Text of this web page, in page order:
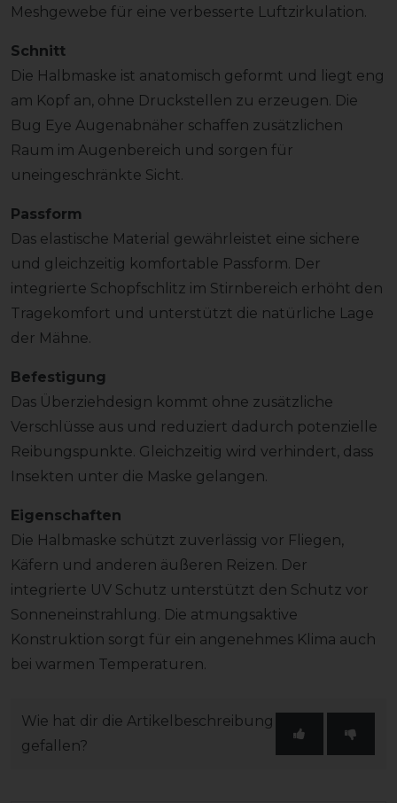
Meshgewebe für eine verbesserte Luftzirkulation.
Schnitt
Die Halbmaske ist anatomisch geformt und liegt eng
am Kopf an, ohne Druckstellen zu erzeugen. Die
Bug Eye Augenabnäher schaffen zusätzlichen
Raum im Augenbereich und sorgen für
uneingeschränkte Sicht.
Passform
Das elastische Material gewährleistet eine sichere
und gleichzeitig komfortable Passform. Der
integrierte Schopfschlitz im Stirnbereich erhöht den
Tragekomfort und unterstützt die natürliche Lage
der Mähne.
Befestigung
Das Überziehdesign kommt ohne zusätzliche
Verschlüsse aus und reduziert dadurch potenzielle
Reibungspunkte. Gleichzeitig wird verhindert, dass
Insekten unter die Maske gelangen.
Eigenschaften
Die Halbmaske schützt zuverlässig vor Fliegen,
Käfern und anderen äußeren Reizen. Der
integrierte UV Schutz unterstützt den Schutz vor
Sonneneinstrahlung. Die atmungsaktive
Konstruktion sorgt für ein angenehmes Klima auch
bei warmen Temperaturen.
Wie hat dir die Artikelbeschreibung
gefallen?